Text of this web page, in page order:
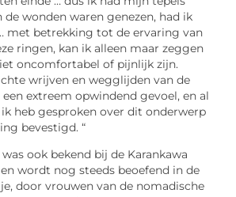
wonden waren genezen, had ik
met betrekking tot de ervaring van
ringen, kan ik alleen maar zeggen
oncomfortabel of pijnlijk zijn.
wrijven en wegglijden van de
extreem opwindend gevoel, en al
ik heb gesproken over dit onderwerp
bevestigd. “
was ook bekend bij de Karankawa
en wordt nog steeds beoefend in de
door vrouwen van de nomadische